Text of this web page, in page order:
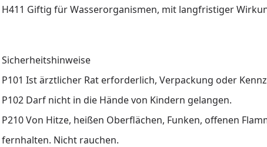
H411 Giftig für Wasserorganismen, mit langfristiger
Sicherheitshinweise
P101 Ist ärztlicher Rat erforderlich, Verpackung oder
P102 Darf nicht in die Hände von Kindern gelangen.
P210 Von Hitze, heißen Oberflächen, Funken, offenen
fernhalten. Nicht rauchen.